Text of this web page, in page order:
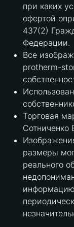
при каких
офертой
437(2)
Федерации.
Все
protherm-
Торговая
Сотниченко
размеры
реального